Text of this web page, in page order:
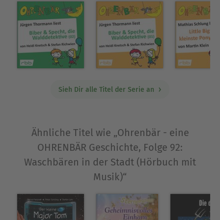
Über Steffen Kopetzky
Steffen Kopetzky, geboren 1971, ist Autor von
Romanen, Hörspielen und Reisereportagen. Sein
Roman Monschau stand monatelang auf der
Spiegel-Bestsellerliste, ebenso wie Risiko, der für
den Deutschen Buchpreis nominiert war. Zuletzt
kann ein vermeintlich historischer Roman
wirklich nicht sein.» 2024 wurde Steffen Kopetzky
mit dem Literaturpreis der Stahlstiftung
Eisenhüttenstadt geehrt. Er lebt mit seiner Familie
in seiner Heimatstadt Pfaffenhofen an der Ilm.
Ausblenden
Sieh Dir alle Titel der Serie an
Ähnliche Titel wie „Ohrenbär - eine
OHRENBÄR Geschichte, Folge 92:
Waschbären in der Stadt (Hörbuch mit
Musik)“